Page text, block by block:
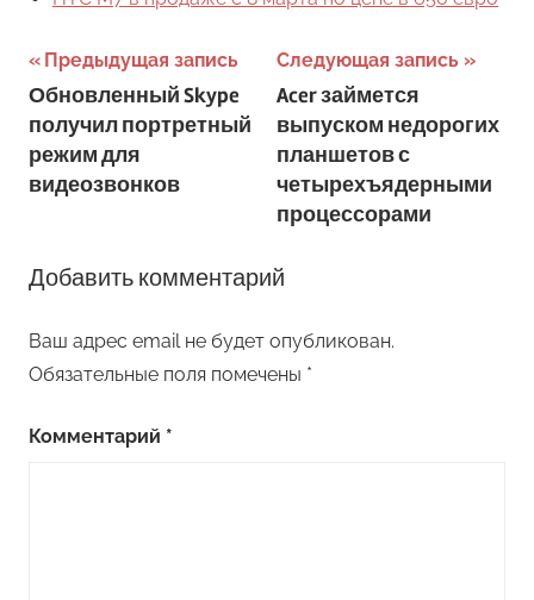
Навигация
по
записям
Предыдущая запись
Обновленный Skype
получил портретный
режим для
видеозвонков
Следующая запись
Acer займется
выпуском недорогих
планшетов с
четырехъядерными
процессорами
Добавить комментарий
Ваш адрес email не будет опубликован.
Обязательные поля помечены *
Комментарий *